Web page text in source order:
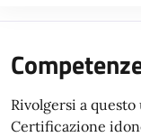
Rivolgersi a
Certificazione